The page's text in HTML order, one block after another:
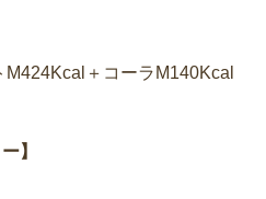
＋コーラM140Kcal
】